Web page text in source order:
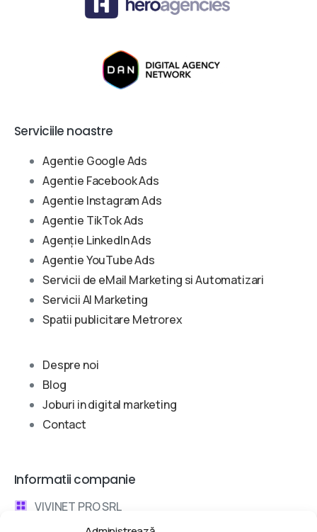
Serviciile noastre
Agentie Google Ads
Agentie Facebook Ads
Agentie Instagram Ads
Agentie TikTok Ads
Agenție LinkedIn Ads
Agentie YouTube Ads
Servicii de eMail Marketing si Automatizari
Servicii AI Marketing
Spatii publicitare Metrorex
Despre noi
Blog
Joburi in digital marketing
Contact
Informatii companie
VIVINET PRO SRL